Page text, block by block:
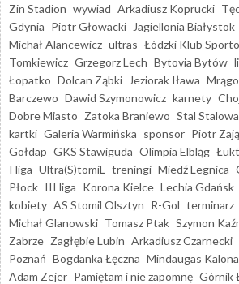
Zin Stadion wywiad Arkadiusz Koprucki
Gdynia Piotr Głowacki Jagiellonia Białystok
Michał Alancewicz ultras Łódzki Klub
Tomkiewicz Grzegorz Lech Bytovia Bytów
Łopatko Dolcan Ząbki Jeziorak Iława
Barczewo Dawid Szymonowicz karnety
Dobre Miasto Zatoka Braniewo Stal
kartki Galeria Warmińska sponsor Piotr
Gołdap GKS Stawiguda Olimpia Elbląg
I liga Ultra(S)tomiL treningi Miedź Legnica
Płock III liga Korona Kielce Lechia Gdańsk
kobiety AS Stomil Olsztyn R-Gol terminarz
Michał Glanowski Tomasz Ptak Szymon
Zabrze Zagłębie Lubin Arkadiusz Czarnecki
Poznań Bogdanka Łęczna Mindaugas
Adam Zejer Pamiętam i nie zapomnę Górnik